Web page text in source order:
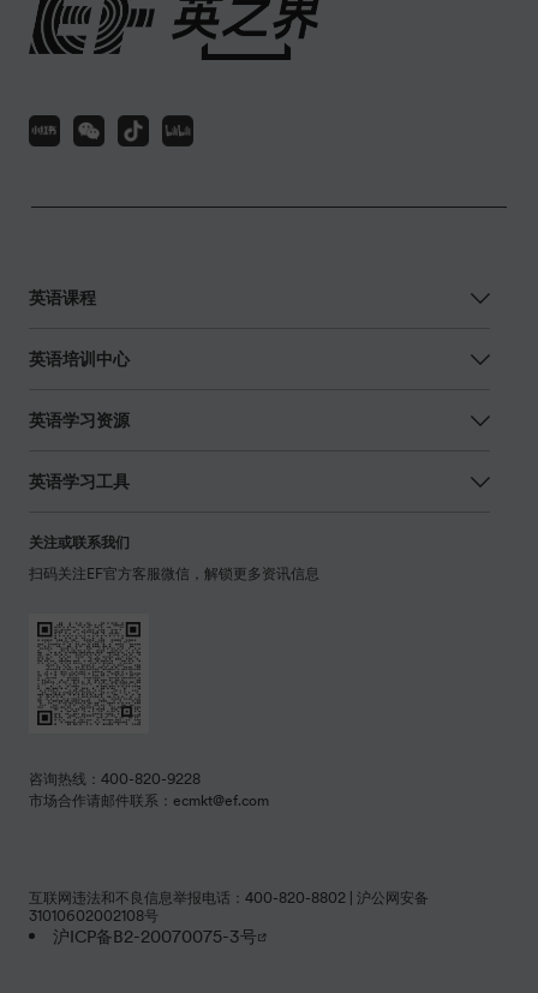
英语课程
英语培训中心
英语学习资源
英语学习工具
关注或联系我们
扫码关注EF官方客服微信，解锁更多资讯信息
咨询热线：400-820-9228
市场合作请邮件联系：ecmkt@ef.com
互联网违法和不良信息举报电话：400-820-8802 | 沪公网安备
31010602002108号
沪ICP备B2-20070075-3号